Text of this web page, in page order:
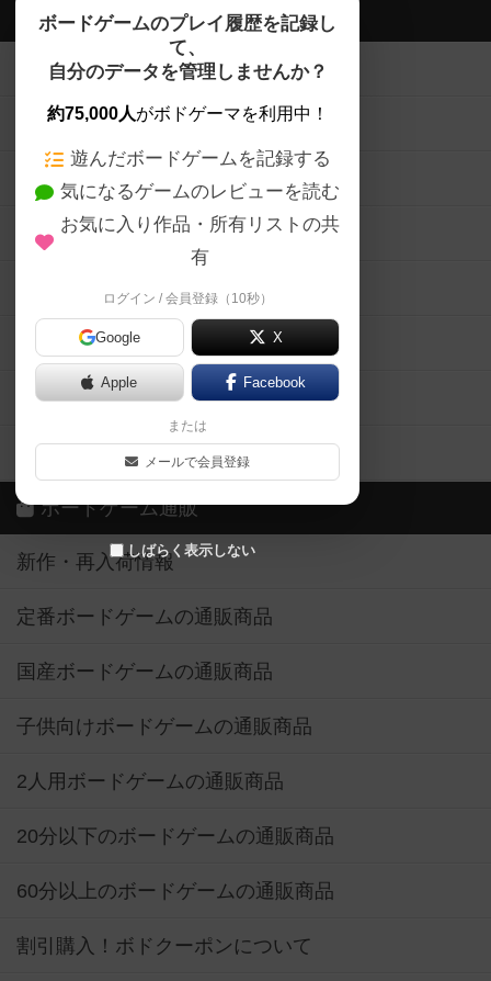
ボードゲームのプレイ履歴を記録し
て、
自分のデータを管理しませんか？
約75,000人がボドゲーマを利用中！
遊んだボードゲームを記録する
気になるゲームのレビューを読む
お気に入り作品・所有リストの共
有
ログイン / 会員登録（10秒）
Google X
Apple Facebook
または
メールで会員登録
しばらく表示しない
ボドゲーマTOP
ボードゲームを検索する
ボードゲームの新着レビュー
ボードゲーム会情報
メカニクス特集
掲示板・トピックス
ボドとも・会員一覧
ボードゲーム業界コラム
ボドゲーマご利用案内
ボードゲーム通販
新作・再入荷情報
定番ボードゲームの通販商品
国産ボードゲームの通販商品
子供向けボードゲームの通販商品
2人用ボードゲームの通販商品
20分以下のボードゲームの通販商品
60分以上のボードゲームの通販商品
割引購入！ボドクーポンについて